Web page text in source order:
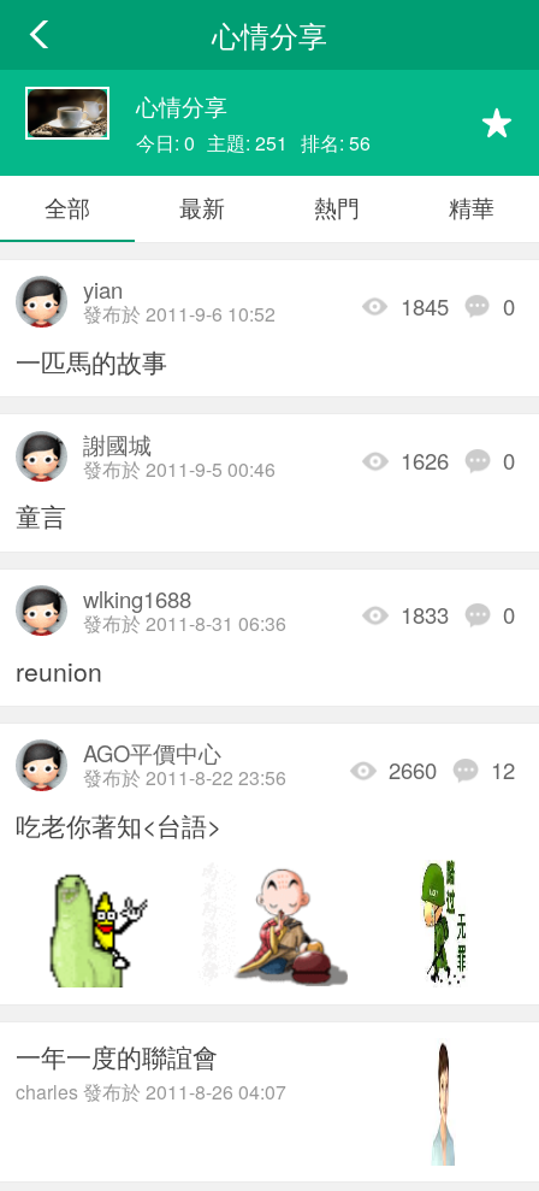
心情分享
心情分享
今日: 0 主題: 251 排名: 56
全部 最新 熱門 精華
1845 0
yian
發布於 2011-9-6 10:52
一匹馬的故事
1626 0
謝國城
發布於 2011-9-5 00:46
童言
1833 0
wlking1688
發布於 2011-8-31 06:36
reunion
2660 12
AGO平價中心
發布於 2011-8-22 23:56
吃老你著知<台語>
一年一度的聯誼會
charles 發布於 2011-8-26 04:07